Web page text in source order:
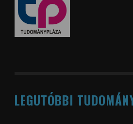
LEGUTÓBBI